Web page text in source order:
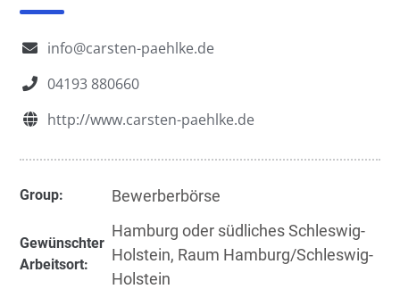
info@carsten-paehlke.de
04193 880660
http://www.carsten-paehlke.de
Group: Bewerberbörse
Gewünschter
Arbeitsort:
Hamburg oder südliches Schleswig-
Holstein, Raum Hamburg/Schleswig-
Holstein